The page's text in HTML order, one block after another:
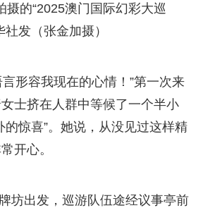
的“2025澳门国际幻彩大巡
发（张金加摄）
容我现在的心情！”第一次来
士挤在人群中等候了一个半小
的惊喜”。她说，从没见过这样精
开心。
出发，巡游队伍途经议事亭前